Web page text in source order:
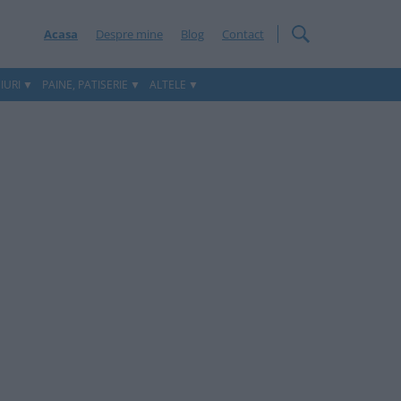
Acasa Despre mine Blog Contact
PAINE, PATISERIE ALTELE